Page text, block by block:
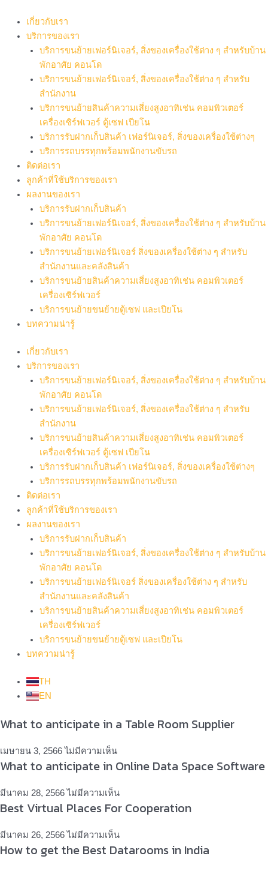
content
เกี่ยวกับเรา
บริการของเรา
บริการขนย้ายเฟอร์นิเจอร์, สิ่งของเครื่องใช้ต่าง ๆ สำหรับบ้าน
พักอาศัย คอนโด
บริการขนย้ายเฟอร์นิเจอร์, สิ่งของเครื่องใช้ต่าง ๆ สำหรับ
สำนักงาน
บริการขนย้ายสินค้าความเสี่ยงสูงอาทิเช่น คอมพิวเตอร์
เครื่องเซิร์ฟเวอร์ ตู้เซฟ เปียโน
บริการรับฝากเก็บสินค้า เฟอร์นิเจอร์, สิ่งของเครื่องใช้ต่างๆ
บริการรถบรรทุกพร้อมพนักงานขับรถ
ติดต่อเรา
ลูกค้าที่ใช้บริการของเรา
ผลงานของเรา
บริการรับฝากเก็บสินค้า
บริการขนย้ายเฟอร์นิเจอร์, สิ่งของเครื่องใช้ต่าง ๆ สำหรับบ้าน
พักอาศัย คอนโด
บริการขนย้ายเฟอร์นิเจอร์ สิ่งของเครื่องใช้ต่าง ๆ สำหรับ
สำนักงานและคลังสินค้า
บริการขนย้ายสินค้าความเสี่ยงสูงอาทิเช่น คอมพิวเตอร์
เครื่องเซิร์ฟเวอร์
บริการขนย้ายขนย้ายตู้เซฟ และเปียโน
บทความน่ารู้
เกี่ยวกับเรา
บริการของเรา
บริการขนย้ายเฟอร์นิเจอร์, สิ่งของเครื่องใช้ต่าง ๆ สำหรับบ้าน
พักอาศัย คอนโด
บริการขนย้ายเฟอร์นิเจอร์, สิ่งของเครื่องใช้ต่าง ๆ สำหรับ
สำนักงาน
บริการขนย้ายสินค้าความเสี่ยงสูงอาทิเช่น คอมพิวเตอร์
เครื่องเซิร์ฟเวอร์ ตู้เซฟ เปียโน
บริการรับฝากเก็บสินค้า เฟอร์นิเจอร์, สิ่งของเครื่องใช้ต่างๆ
บริการรถบรรทุกพร้อมพนักงานขับรถ
ติดต่อเรา
ลูกค้าที่ใช้บริการของเรา
ผลงานของเรา
บริการรับฝากเก็บสินค้า
บริการขนย้ายเฟอร์นิเจอร์, สิ่งของเครื่องใช้ต่าง ๆ สำหรับบ้าน
พักอาศัย คอนโด
บริการขนย้ายเฟอร์นิเจอร์ สิ่งของเครื่องใช้ต่าง ๆ สำหรับ
สำนักงานและคลังสินค้า
บริการขนย้ายสินค้าความเสี่ยงสูงอาทิเช่น คอมพิวเตอร์
เครื่องเซิร์ฟเวอร์
บริการขนย้ายขนย้ายตู้เซฟ และเปียโน
บทความน่ารู้
TH
EN
What to anticipate in a Table Room Supplier
เมษายน 3, 2566ไม่มีความเห็น
What to anticipate in Online Data Space Software
มีนาคม 28, 2566ไม่มีความเห็น
Best Virtual Places For Cooperation
มีนาคม 26, 2566ไม่มีความเห็น
How to get the Best Datarooms in India